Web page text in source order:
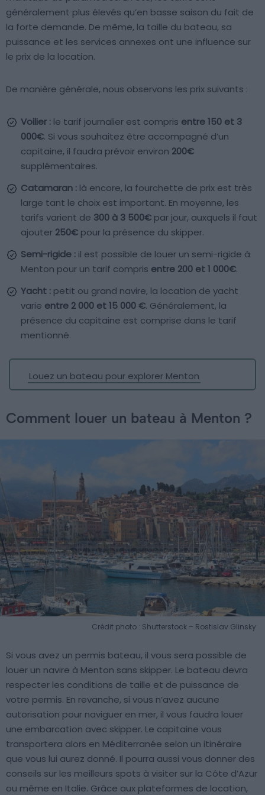
généralement plus élevés qu’en basse saison du fait de
la forte demande. De même, la taille du bateau, sa
puissance et les services annexes ont une influence sur
le prix de la location.
De manière générale, nous observons les prix suivants :
Voilier : le tarif journalier est compris entre 150 et 3
000€. Si vous souhaitez être accompagné d’un
capitaine, il faudra prévoir environ 200€
supplémentaires.
Catamaran : là encore, la fourchette de prix est très
large tant le choix est important. En moyenne, les
tarifs varient de 300 à 3 500€ par jour, auxquels il faut
ajouter 250€ pour la présence du skipper.
Semi-rigide : il est possible de louer un semi-rigide à
Menton pour un tarif compris entre 200 et 1 000€.
Yacht : petit ou grand navire, la location de yacht
varie entre 2 000 et 15 000 €. Généralement, la
présence du capitaine est comprise dans le tarif
mentionné.
Louez un bateau pour explorer Menton
Comment louer un bateau à Menton ?
Crédit photo : Shutterstock – Rostislav Glinsky
Si vous avez un permis bateau, il vous sera possible de
louer un navire à Menton sans skipper. Le bateau devra
respecter les conditions de taille et de puissance de
votre permis. En revanche, si vous n’avez aucune
autorisation pour naviguer en mer, il vous faudra louer
une embarcation avec skipper. Le capitaine vous
transportera alors en Méditerranée selon un itinéraire
que vous lui aurez donné. Il pourra aussi vous donner des
conseils sur les meilleurs spots à visiter sur la Côte d’Azur
ou même en Italie. Grâce aux plateformes de location,